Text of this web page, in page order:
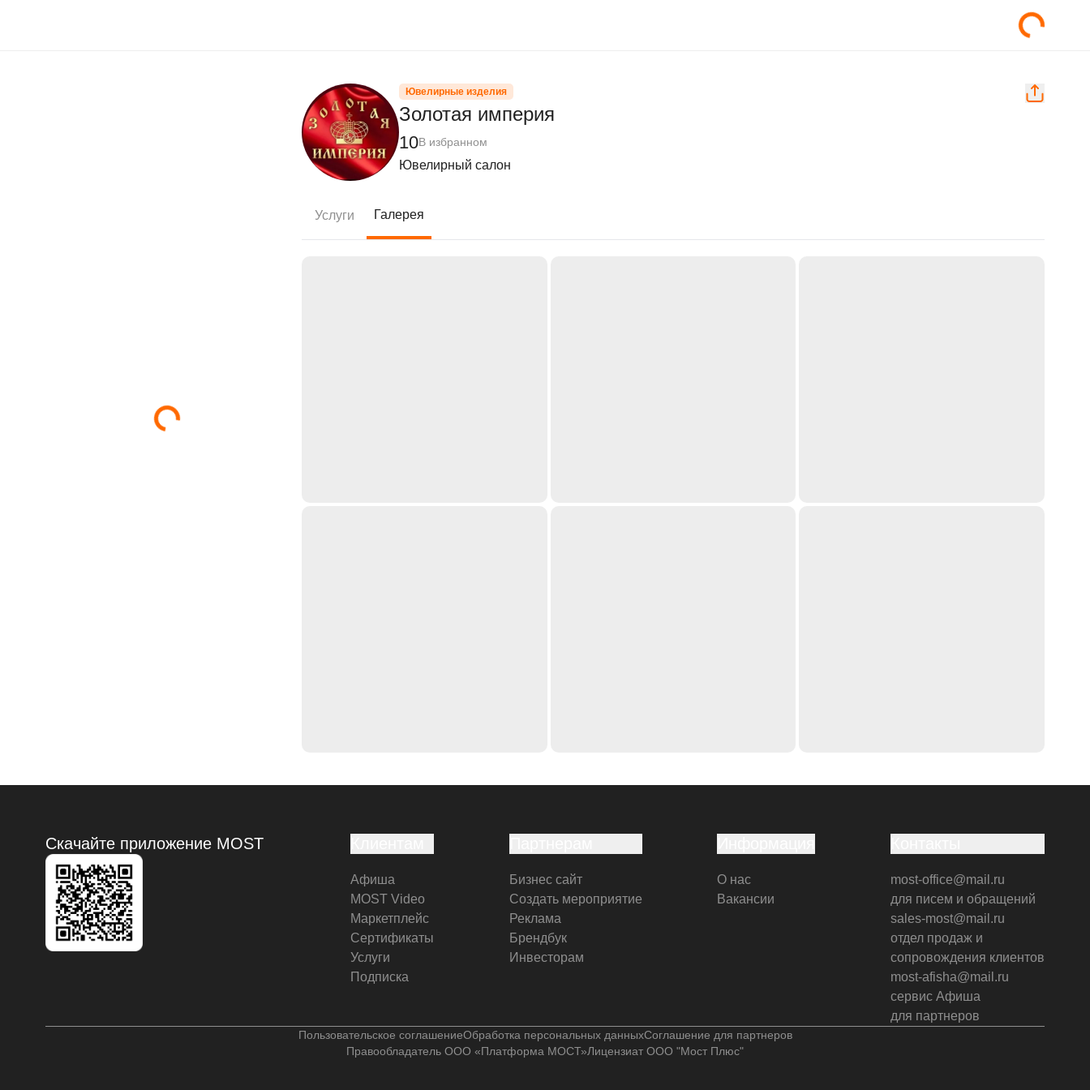
Ювелирные изделия
Золотая империя
10В избранном
Ювелирный салон
Услуги Галерея
Скачайте приложение MOST
Афиша
MOST Video
Маркетплейс
Сертификаты
Услуги
Подписка
Бизнес сайт
Создать мероприятие
Реклама
Брендбук
Инвесторам
О нас
Вакансии
most-office@mail.ru
для писем и обращений
sales-most@mail.ru
отдел продаж и
сопровождения клиентов
most-afisha@mail.ru
сервис Афиша
для партнеров
Пользовательское соглашениеОбработка персональных данныхСоглашение для партнеров
Правообладатель ООО «Платформа МОСТ»Лицензиат ООО "Мост Плюс"